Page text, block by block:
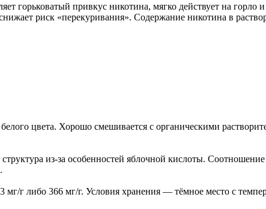
горьковатый привкус никотина, мягко действует на горло
риск «перекуривания». Содержание никотина в
цвета. Хорошо смешивается с органическими
из-за особенностей яблочной кислоты.
г либо 366 мг/г. Условия хранения — тёмное место с